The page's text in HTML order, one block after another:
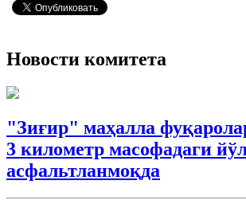
Новости комитета
"Зиғир" маҳалла
3 километр масофадаги
асфальтланмоқда